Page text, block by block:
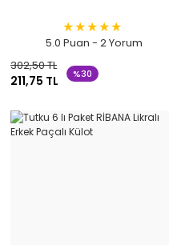
5.0 Puan - 2 Yorum
302,50 TL
211,75 TL %30